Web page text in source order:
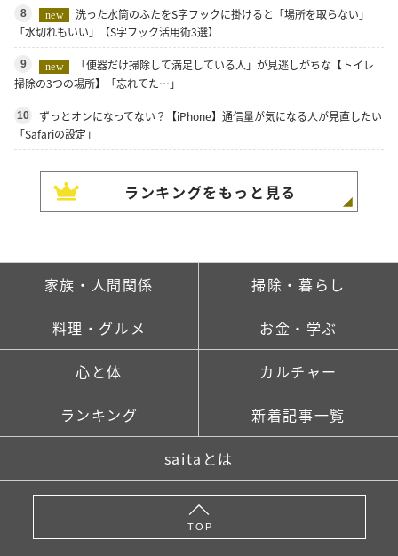
8 new
洗った水筒のふたをS字フックに掛けると「場所を取らない」
「水切れもいい」【S字フック活用術3選】
9 new
「便器だけ掃除して満足している人」が見逃しがちな【トイレ
掃除の3つの場所】「忘れてた…」
10
ずっとオンになってない？【iPhone】通信量が気になる人が見直したい
「Safariの設定」
ランキングをもっと見る
家族・人間関係 掃除・暮らし
料理・グルメ お金・学ぶ
心と体 カルチャー
ランキング 新着記事一覧
saitaとは
TOP